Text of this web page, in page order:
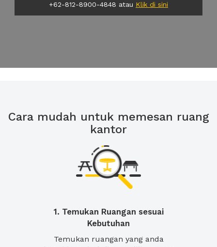
+62-812-8900-4848 atau Klik di sini
Cara mudah untuk memesan ruang
kantor
1. Temukan Ruangan sesuai
Kebutuhan
Temukan ruangan yang anda